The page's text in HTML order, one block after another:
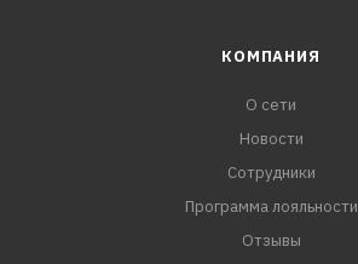
КОМПАНИЯ
О сети
Новости
Сотрудники
Программа лояльности
Отзывы